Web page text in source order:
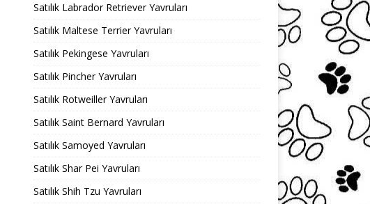
Satılık Labrador Retriever Yavruları
Satılık Maltese Terrier Yavruları
Satılık Pekingese Yavruları
Satılık Pincher Yavruları
Satılık Rotweiller Yavruları
Satılık Saint Bernard Yavruları
Satılık Samoyed Yavruları
Satılık Shar Pei Yavruları
Satılık Shih Tzu Yavruları